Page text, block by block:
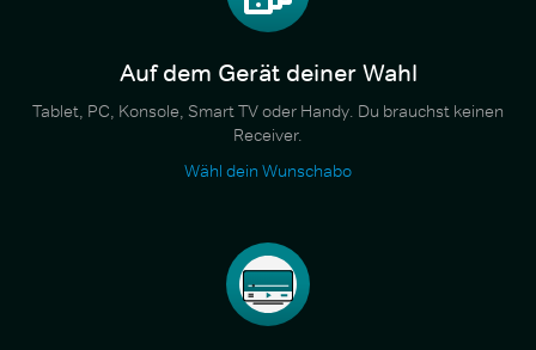
Auf dem Gerät deiner Wahl
Tablet, PC, Konsole, Smart TV oder Handy. Du brauchst keinen
Receiver.
Wähl dein Wunschabo